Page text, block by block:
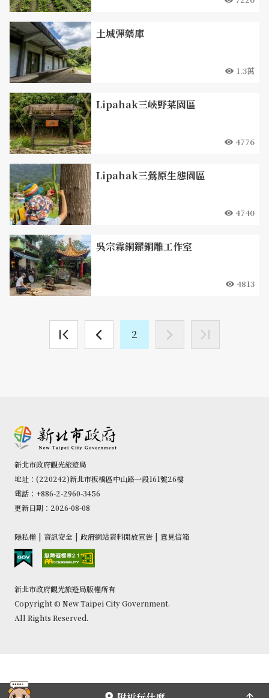
土城彈藥庫
1.3萬
Lipahak三峽野菜園區
4776
Lipahak三鶯原生態園區
4740
吳宗霖銅鑼銅雕工作室
4813
2
新北市政府觀光旅遊局
地址：(220242)新北市板橋區中山路一段161號26樓
電話：+886-2-2960-3456
更新日期：2026-08-08
隱私權 | 資訊安全 | 政府網站資料開放宣告 | 意見信箱
新北市政府觀光旅遊局版權所有
Copyright © New Taipei City Government.
All Rights Reserved.